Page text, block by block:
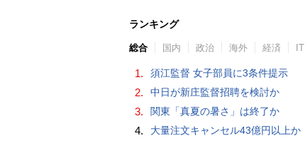
ランキング
総合 国内 政治 海外 経済 IT
1. 須江監督 女子部員に3条件提示
2. 中日が新庄監督招聘を検討か
3. 関東「真夏の暑さ」は終了か
4. 大量注文キャンセル43億円以上か